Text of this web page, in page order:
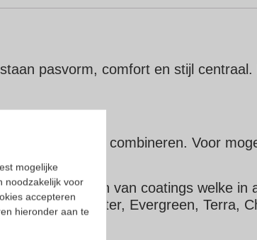
pasvorm, comfort en stijl
en glastype te combineren. Voor
zijn voorzien van coatings welke in
Revo Blue Water, Evergreen, Terra,
mogelijke
noodzakelijk voor
accepteren
hieronder aan te